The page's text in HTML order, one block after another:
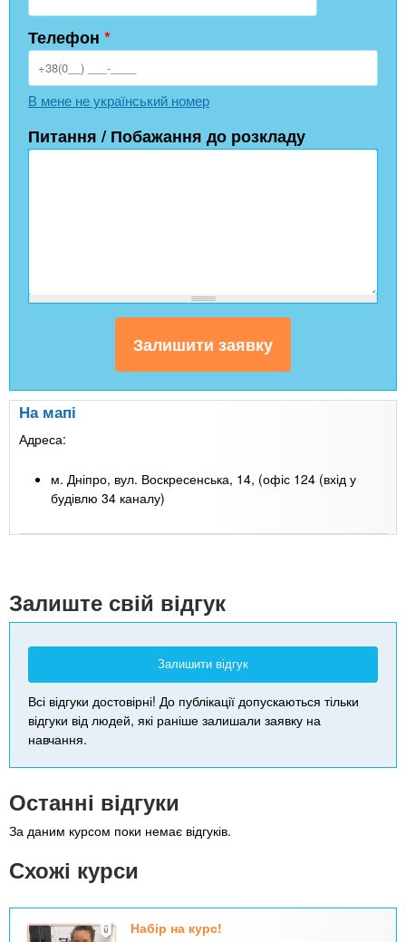
Телефон *
В мене не український номер
Питання / Побажання до розкладу
На мапі
Адреса:
м. Дніпро, вул. Воскресенська, 14, (офіс 124 (вхід у
будівлю 34 каналу)
Залиште свій відгук
Залишити відгук
Всі відгуки достовірні! До публікації допускаються тільки
відгуки від людей, які раніше залишали заявку на
навчання.
Останні відгуки
За даним курсом поки немає відгуків.
Схожі курси
Набір на курс!